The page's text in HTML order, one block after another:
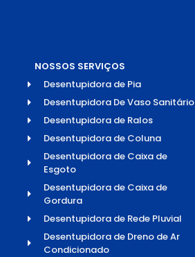
NOSSOS SERVIÇOS
Desentupidora de Pia
Desentupidora De Vaso Sanitário
Desentupidora de Ralos
Desentupidora de Coluna
Desentupidora de Caixa de
Esgoto
Desentupidora de Caixa de
Gordura
Desentupidora de Rede Pluvial
Desentupidora de Dreno de Ar
Condicionado